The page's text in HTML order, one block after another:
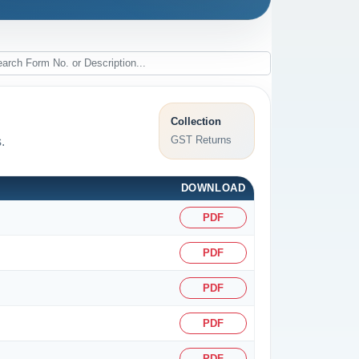
Collection
GST Returns
DOWNLOAD
PDF
PDF
PDF
PDF